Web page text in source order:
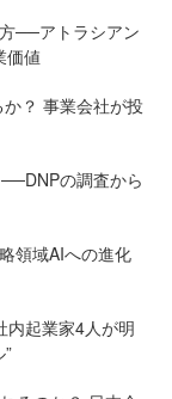
──アトラシアン
価値
？ 事業会社が投
の調査から
領域AIへの進化
内起業家4人が明